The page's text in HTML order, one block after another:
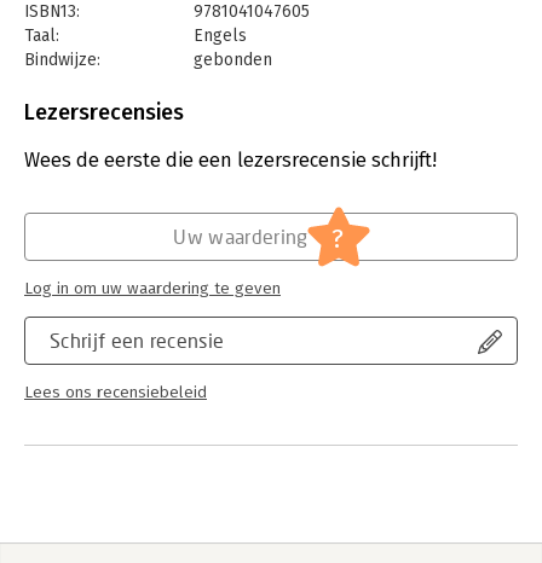
ISBN13:
9781041047605
Taal:
Engels
Bindwijze:
gebonden
Uitgever:
Routledge Advances in Management and
Business Studies
Lezersrecensies
Wees de eerste die een lezersrecensie schrijft!
Schrijf een recensie
Lees ons recensiebeleid
Uw waardering ?
Log in om uw waardering te geven